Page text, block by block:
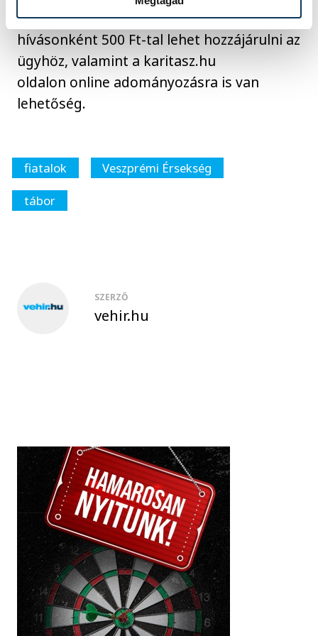
A 1356-os adományvonal hívásával
hívásonként 500 Ft-tal lehet hozzájárulni az
ügyhöz, valamint a karitasz.hu
oldalon online adományozásra is van
lehetőség.
fiatalok
Veszprémi Érsekség
tábor
SZERZŐ
vehir.hu